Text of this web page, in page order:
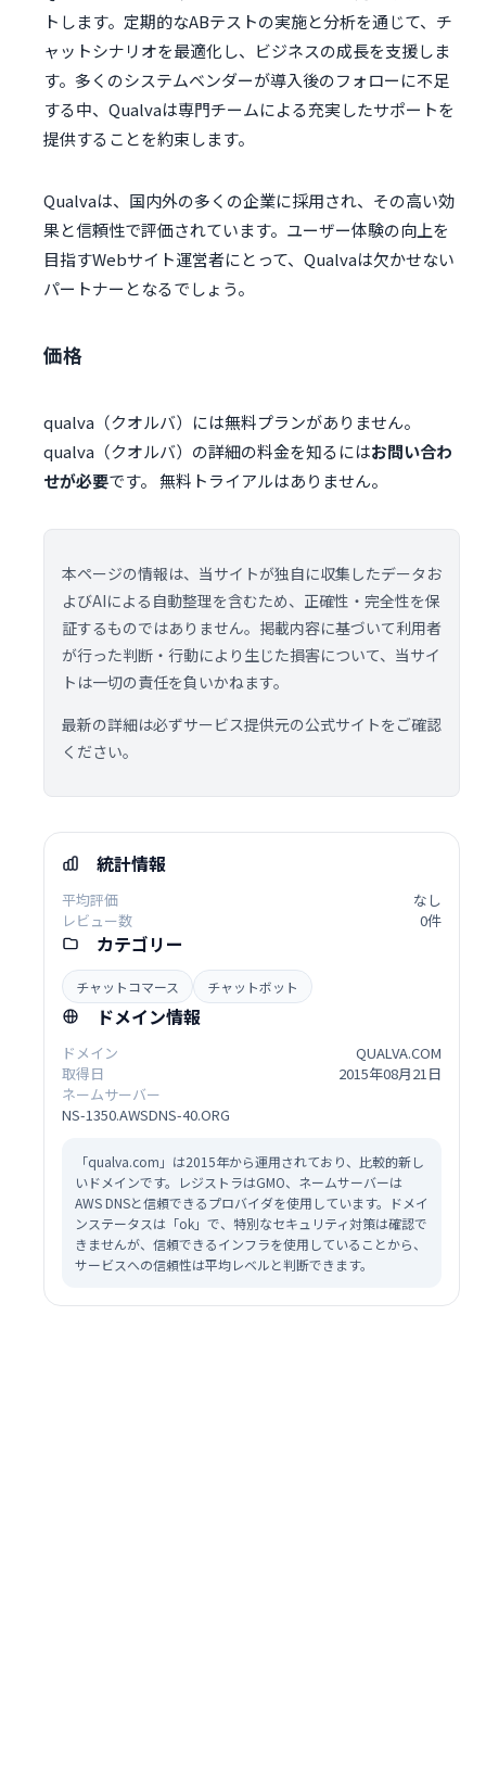
トします。定期的なABテストの実施と分析を通じて、チ
ャットシナリオを最適化し、ビジネスの成長を支援しま
す。多くのシステムベンダーが導入後のフォローに不足
する中、Qualvaは専門チームによる充実したサポートを
提供することを約束します。
Qualvaは、国内外の多くの企業に採用され、その高い効
果と信頼性で評価されています。ユーザー体験の向上を
目指すWebサイト運営者にとって、Qualvaは欠かせない
パートナーとなるでしょう。
価格
qualva（クオルバ）には無料プランがありません。
qualva（クオルバ）の詳細の料金を知るにはお問い合わ
せが必要です。 無料トライアルはありません。
本ページの情報は、当サイトが独自に収集したデータお
よびAIによる自動整理を含むため、正確性・完全性を保
証するものではありません。掲載内容に基づいて利用者
が行った判断・行動により生じた損害について、当サイ
トは一切の責任を負いかねます。
最新の詳細は必ずサービス提供元の公式サイトをご確認
ください。
統計情報
平均評価
なし
レビュー数
0件
カテゴリー
チャットコマース チャットボット
ドメイン情報
ドメイン
QUALVA.COM
取得日
2015年08月21日
ネームサーバー
NS-1350.AWSDNS-40.ORG
「qualva.com」は2015年から運用されており、比較的新し
いドメインです。レジストラはGMO、ネームサーバーは
AWS DNSと信頼できるプロバイダを使用しています。ドメイ
ンステータスは「ok」で、特別なセキュリティ対策は確認で
きませんが、信頼できるインフラを使用していることから、
サービスへの信頼性は平均レベルと判断できます。